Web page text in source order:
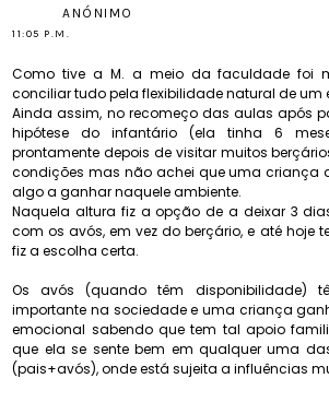
ANÓNIMO
11:05 P.M.
Como tive a M. a meio da faculdade foi
conciliar tudo pela flexibilidade natural de um
Ainda assim, no recomeço das aulas após
hipótese do infantário (ela tinha 6
prontamente depois de visitar muitos
condições mas não achei que uma criança
algo a ganhar naquele ambiente.
Naquela altura fiz a opção de a deixar 3
com os avós, em vez do berçário, e até hoje
fiz a escolha certa.
Os avós (quando têm disponibilidade)
importante na sociedade e uma criança
emocional sabendo que tem tal apoio
que ela se sente bem em qualquer uma
(pais+avós), onde está sujeita a influências